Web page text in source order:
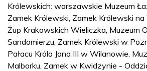
Królewskich: warszawskie Muzeum
Zamek Królewski, Zamek Królewski
Żup Krakowskich Wieliczka, Muzeum
Sandomierzu, Zamek Królewski w
Pałacu Króla Jana III w Wilanowie,
Malborku, Zamek w Kwidzynie -